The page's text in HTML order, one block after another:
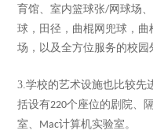
育馆、室内篮球张/网球场
球，田径，曲棍网兜球，
场，以及全方位服务的校园
3.学校的艺术设施也比较先
括设有220个座位的剧院、
室、 Mac计算机实验室。